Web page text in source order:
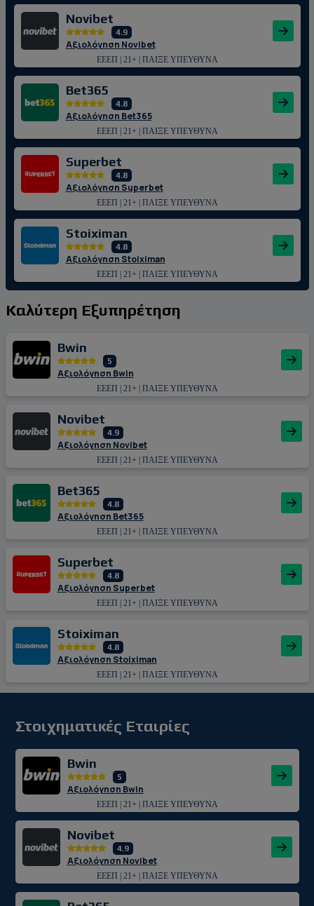
Novibet
4.9
Αξιολόγηση Novibet
ΕΕΕΠ | 21+ | ΠΑΙΞΕ ΥΠΕΥΘΥΝΑ
Bet365
4.8
Αξιολόγηση Bet365
ΕΕΕΠ | 21+ | ΠΑΙΞΕ ΥΠΕΥΘΥΝΑ
Superbet
4.8
Αξιολόγηση Superbet
ΕΕΕΠ | 21+ | ΠΑΙΞΕ ΥΠΕΥΘΥΝΑ
Stoiximan
4.8
Αξιολόγηση Stoiximan
ΕΕΕΠ | 21+ | ΠΑΙΞΕ ΥΠΕΥΘΥΝΑ
Καλύτερη Εξυπηρέτηση
Bwin
5
Αξιολόγηση Bwin
ΕΕΕΠ | 21+ | ΠΑΙΞΕ ΥΠΕΥΘΥΝΑ
Novibet
4.9
Αξιολόγηση Novibet
ΕΕΕΠ | 21+ | ΠΑΙΞΕ ΥΠΕΥΘΥΝΑ
Bet365
4.8
Αξιολόγηση Bet365
ΕΕΕΠ | 21+ | ΠΑΙΞΕ ΥΠΕΥΘΥΝΑ
Superbet
4.8
Αξιολόγηση Superbet
ΕΕΕΠ | 21+ | ΠΑΙΞΕ ΥΠΕΥΘΥΝΑ
Stoiximan
4.8
Αξιολόγηση Stoiximan
ΕΕΕΠ | 21+ | ΠΑΙΞΕ ΥΠΕΥΘΥΝΑ
Στοιχηματικές Εταιρίες
Bwin
5
Αξιολόγηση Bwin
ΕΕΕΠ | 21+ | ΠΑΙΞΕ ΥΠΕΥΘΥΝΑ
Novibet
4.9
Αξιολόγηση Novibet
ΕΕΕΠ | 21+ | ΠΑΙΞΕ ΥΠΕΥΘΥΝΑ